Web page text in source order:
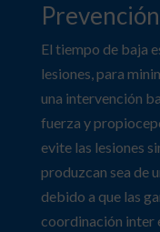
El tiempo de baja
lesiones, para
una intervención
fuerza y
evite las lesiones
produzcan sea de
debido a que las
coordinación inter